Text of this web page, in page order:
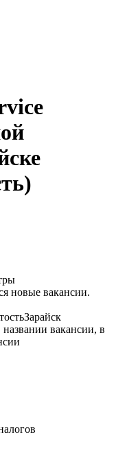
новые вакансии.
Зарайск
вакансии, в